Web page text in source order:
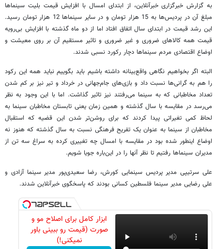
به گزارش خبرگزاری خبرآنلاین، از ابتدای امسال با افزایش قیمت بلیت سینماها
مبلغ آن در پردیس‌ها به 15 هزار تومان و در سایر سینماها 12 هزار تومان رسید.
این رشد قیمت در ابتدای سال اتفاق افتاد اما از دو ماه گذشته با افزایش بی‌رویه
قیمت همه کالاهای ضروری و غیر ضروری و تاثیر مستقیم آن بر روی معیشت و
اوضاع اقتصادی مردم سینماها دچار رکورد نسبی شدند.
البته اگر بخواهیم نگاهی واقع‌بینانه داشته باشیم باید بگوییم نباید همه این رکود
را هم به گرانی‌ها نسبت داد و بازی‌های جام‌جهانی در خرداد و تیر نیز بر کم شدن
تعداد مخاطبانی که به سینما می‌رفتند نیز تاثیر گذاشت. اما با این وجود به نظر
می‌رسد در مقایسه با سال گذشته و همین زمان یعنی تابستان مخاطبان سینما به
لحاظ کمی تغیراتی پیدا کردند که برای روشن‌تر شدن این قضیه که استقبال
مخاطبان از سینما به عنوان یک تفریح فرهنگی نسبت به سال گذشته که هنوز نه
اوضاع اینطور شده بود در مقایسه با امسال چه تغییری کرده به سراغ سه تن از
مدیران سینماها رفتیم تا نظر آنها را در این‌باره جویا شویم.
علی سرتیپی مدیر پردیس سینمایی کورش، رضا سعیدی‌پور مدیر سینما آزادی و
علی رضایی مدیر سینما فلسطین کسانی بودند که پاسخگوی خبرآنلاین شدند.
ابزار کامل برای اصلاح مو و
صورت (قیمت رو ببینی باور
نمیکنی!)